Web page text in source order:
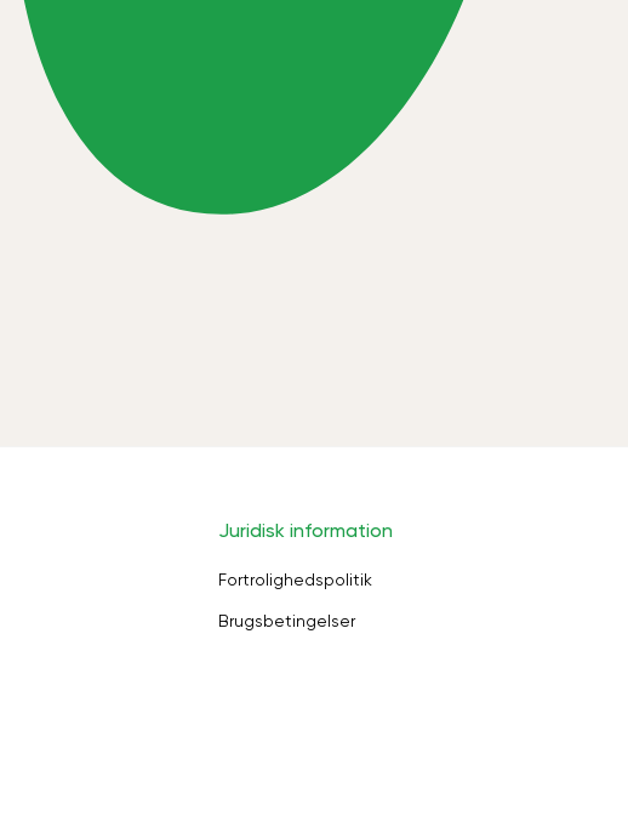
Juridisk information
Fortrolighedspolitik
Brugsbetingelser